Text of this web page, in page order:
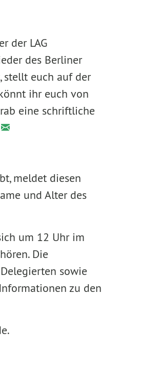
der LAG
des Berliner
stellt euch auf der
ihr euch von
eine schriftliche
meldet diesen
und Alter des
um 12 Uhr im
Die
sowie
zu den